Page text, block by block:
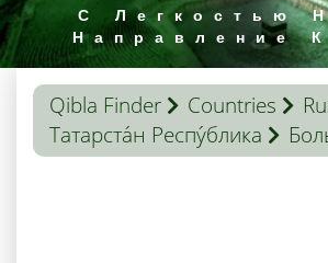
С Легкостью
Направление
Qibla Finder Countries
Татарста́н Респу́блика